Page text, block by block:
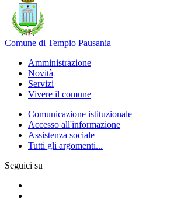
Comune di Tempio Pausania
Amministrazione
Novità
Servizi
Vivere il comune
Comunicazione istituzionale
Accesso all'informazione
Assistenza sociale
Tutti gli argomenti...
Seguici su